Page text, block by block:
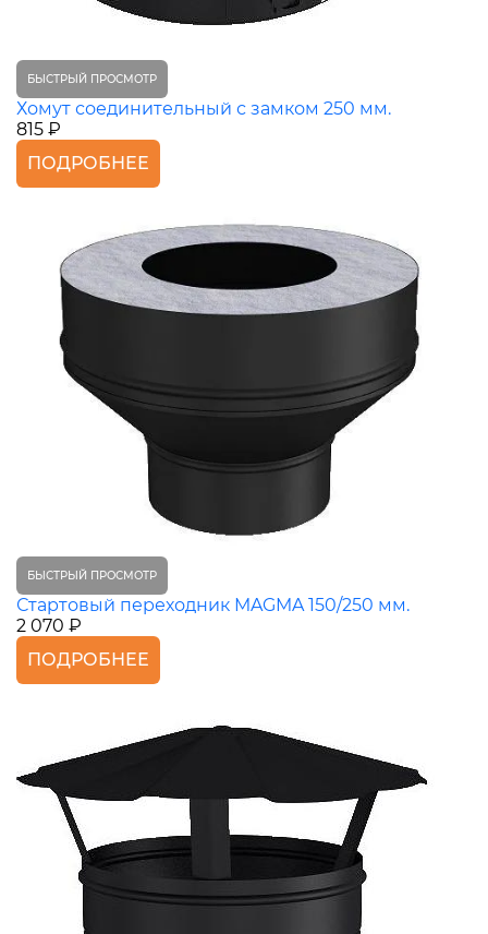
БЫСТРЫЙ ПРОСМОТР
Хомут соединительный с замком 250 мм.
815 ₽
ПОДРОБНЕЕ
БЫСТРЫЙ ПРОСМОТР
Стартовый переходник MAGMA 150/250 мм.
2 070 ₽
ПОДРОБНЕЕ